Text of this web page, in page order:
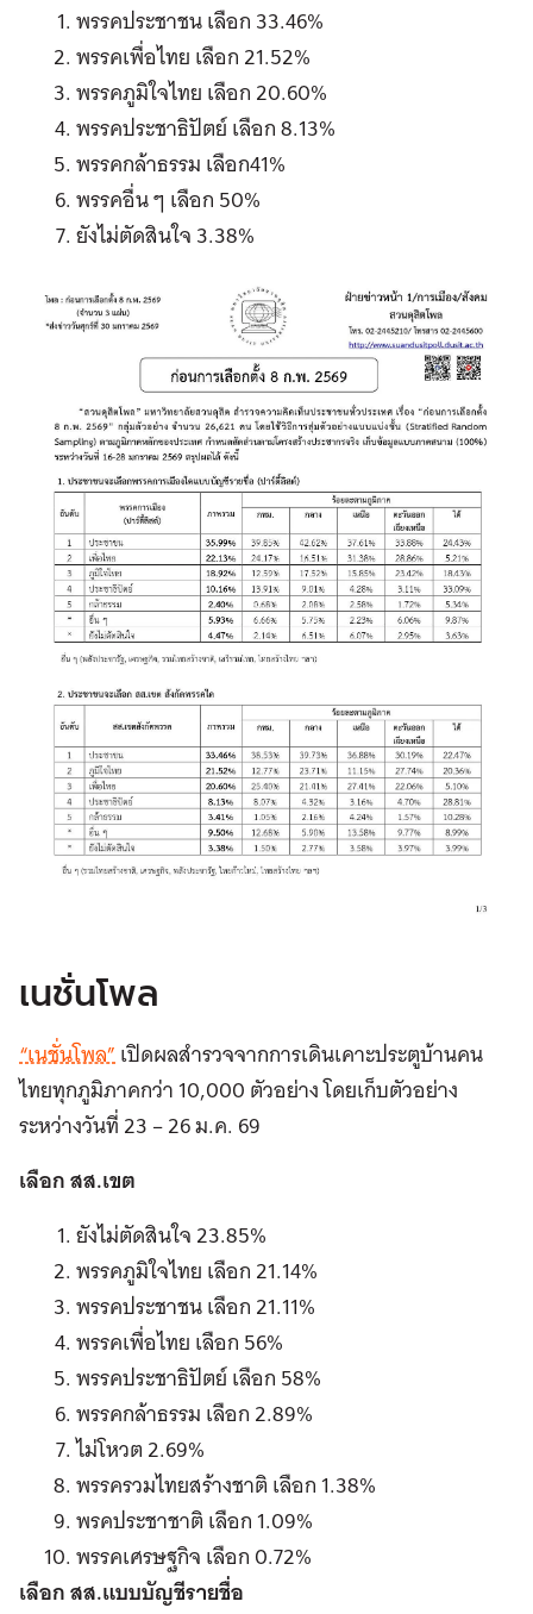
พรรคประชาชน เลือก 33.46%
พรรคเพื่อไทย เลือก 21.52%
พรรคภูมิใจไทย เลือก 20.60%
พรรคประชาธิปัตย์ เลือก 8.13%
พรรคกล้าธรรม เลือก41%
พรรคอื่น ๆ เลือก 50%
ยังไม่ตัดสินใจ 3.38%
เนชั่นโพล
“เนชั่นโพล”เปิดผลสำรวจจากการเดินเคาะประตูบ้านคน
ไทยทุกภูมิภาคกว่า 10,000 ตัวอย่าง โดยเก็บตัวอย่าง
ระหว่างวันที่ 23 – 26 ม.ค. 69
เลือก สส.เขต
ยังไม่ตัดสินใจ 23.85%
พรรคภูมิใจไทย เลือก 21.14%
พรรคประชาชน เลือก 21.11%
พรรคเพื่อไทย เลือก 56%
พรรคประชาธิปัตย์ เลือก 58%
พรรคกล้าธรรม เลือก 2.89%
ไม่โหวต 2.69%
พรรครวมไทยสร้างชาติ เลือก 1.38%
พรคประชาชาติ เลือก 1.09%
พรรคเศรษฐกิจ เลือก 0.72%
เลือก สส.แบบบัญชีรายชื่อ